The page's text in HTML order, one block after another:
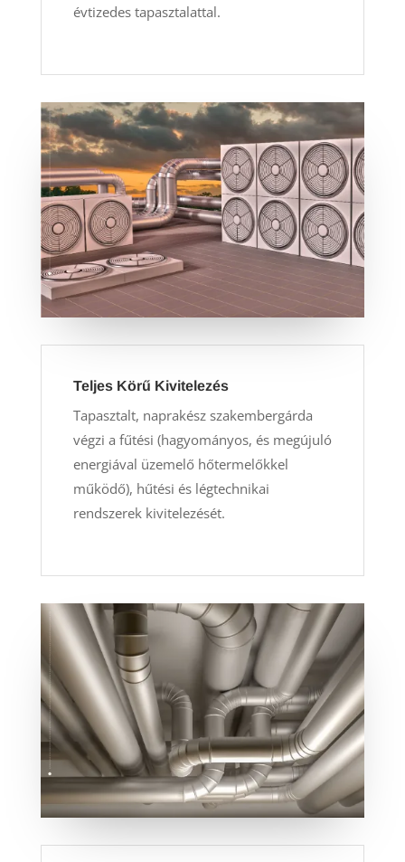
évtizedes tapasztalattal.
Teljes Körű Kivitelezés
Tapasztalt, naprakész szakembergárda
végzi a fűtési (hagyományos, és megújuló
energiával üzemelő hőtermelőkkel
működő), hűtési és légtechnikai
rendszerek kivitelezését.